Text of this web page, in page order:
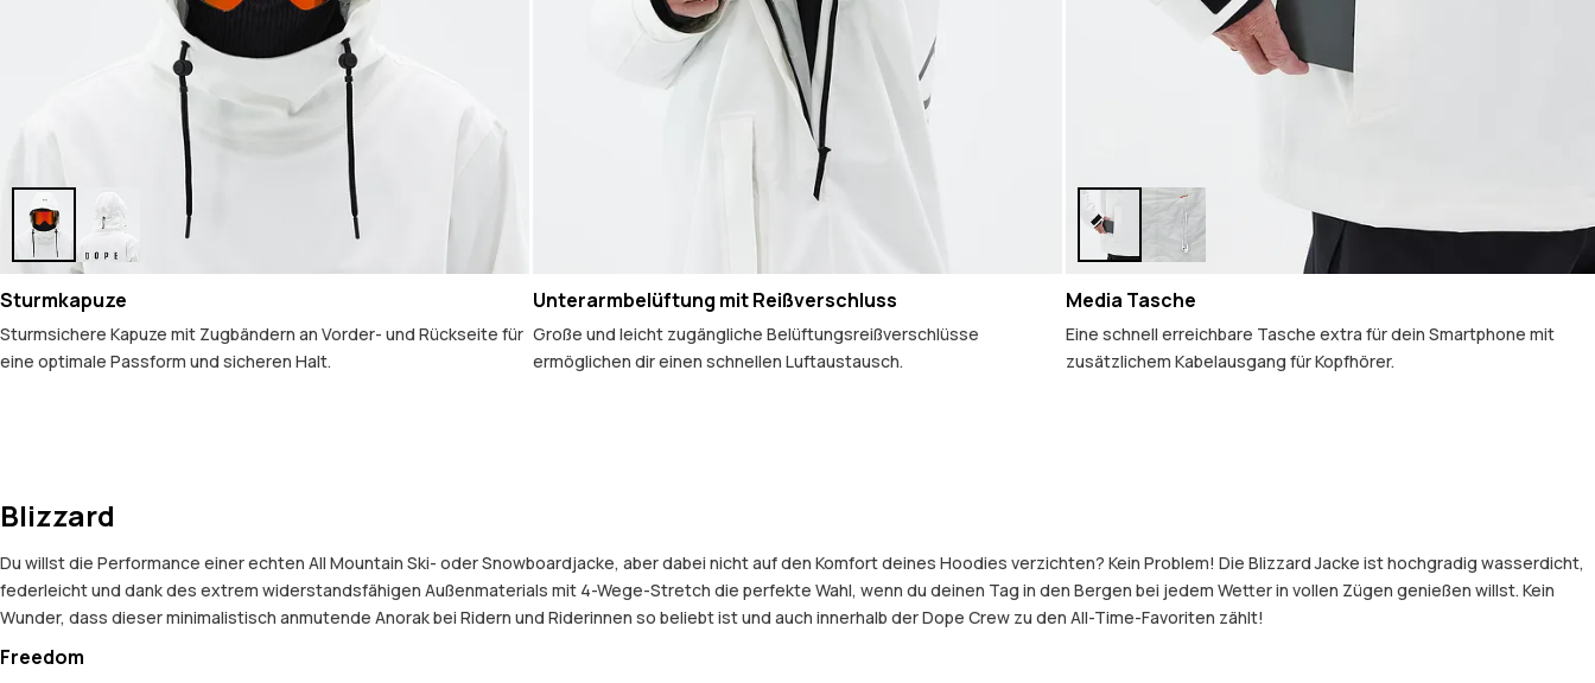
Sturmkapuze
Sturmsichere Kapuze mit Zugbändern an Vorder- und Rückseite für
eine optimale Passform und sicheren Halt.
Unterarmbelüftung mit Reißverschluss
Große und leicht zugängliche Belüftungsreißverschlüsse
ermöglichen dir einen schnellen Luftaustausch.
Media Tasche
Eine schnell erreichbare Tasche extra für dein Smartphone mit
zusätzlichem Kabelausgang für Kopfhörer.
Blizzard
Du willst die Performance einer echten All Mountain Ski- oder Snowboardjacke, aber dabei nicht auf den Komfort deines Hoodies verzichten? Kein Problem! Die Blizzard Jacke ist hochgradig wasserdicht,
federleicht und dank des extrem widerstandsfähigen Außenmaterials mit 4-Wege-Stretch die perfekte Wahl, wenn du deinen Tag in den Bergen bei jedem Wetter in vollen Zügen genießen willst. Kein
Wunder, dass dieser minimalistisch anmutende Anorak bei Ridern und Riderinnen so beliebt ist und auch innerhalb der Dope Crew zu den All-Time-Favoriten zählt!
Freedom